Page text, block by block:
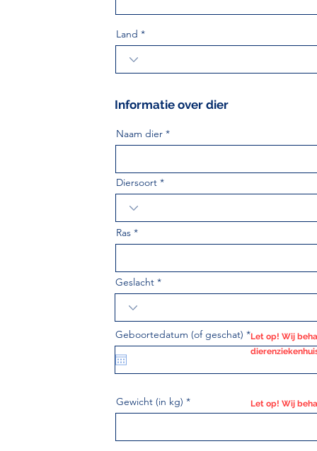
Land
Informatie over dier
Naam dier
Diersoort
Ras
Geslacht
Geboortedatum (of geschat) *r
e
q
i
d
Let op! Wij
Gewicht (in kg) Let op! Wij